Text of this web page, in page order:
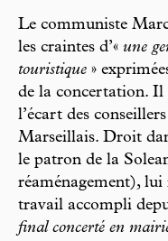
Le communiste
les craintes d’« une
touristique »
de la concertation. Il
l’écart des
Marseillais. Droit
le patron de la
réaménagement),
travail accompli
final concerté en